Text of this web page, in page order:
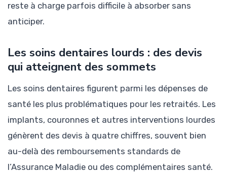
reste à charge parfois difficile à absorber sans
anticiper.
Les soins dentaires lourds : des devis
qui atteignent des sommets
Les soins dentaires figurent parmi les dépenses de
santé les plus problématiques pour les retraités. Les
implants, couronnes et autres interventions lourdes
génèrent des devis à quatre chiffres, souvent bien
au-delà des remboursements standards de
l’Assurance Maladie ou des complémentaires santé.